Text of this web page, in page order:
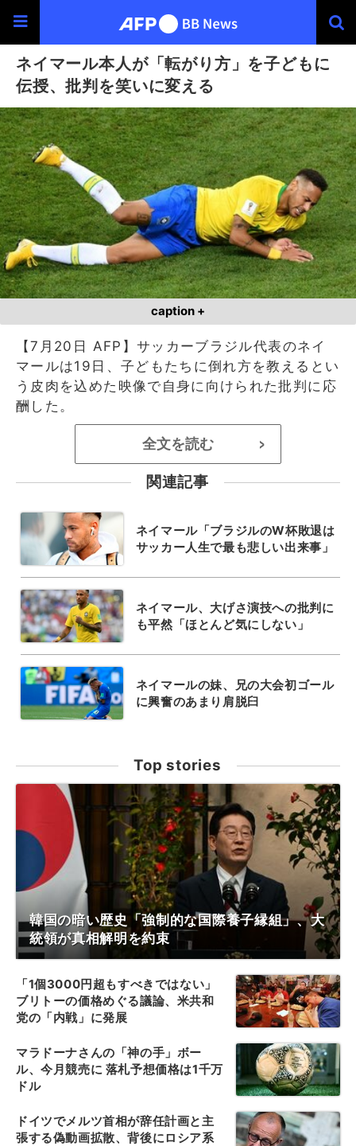
ネイマール本人が「転がり方」を子どもに
伝授、批判を笑いに変える
caption +
【7月20日 AFP】サッカーブラジル代表のネイ
マールは19日、子どもたちに倒れ方を教えるとい
う皮肉を込めた映像で自身に向けられた批判に応
酬した。
全文を読む >
関連記事
ネイマール「ブラジルのW杯敗退は
サッカー人生で最も悲しい出来事」
ネイマール、大げさ演技への批判に
も平然「ほとんど気にしない」
ネイマールの妹、兄の大会初ゴール
に興奮のあまり肩脱臼
Top stories
韓国の暗い歴史「強制的な国際養子縁組」、大
統領が真相解明を約束
「1個3000円超もすべきではない」
ブリトーの価格めぐる議論、米共和
党の「内戦」に発展
マラドーナさんの「神の手」ボー
ル、今月競売に 落札予想価格は1千万
ドル
ドイツでメルツ首相が辞任計画と主
張する偽動画拡散、背後にロシア系